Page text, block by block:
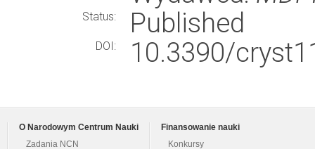
Status: Published
DOI: 10.3390/
O Narodowym Centrum Nauki
Zadania NCN
Finansowanie nauki
Konkursy